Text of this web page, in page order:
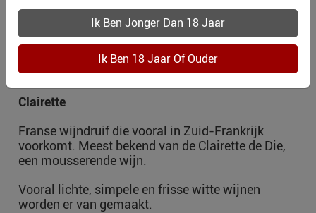
WIJN OUTLET
PERSOONLIJK-
WIJN-
KADOBON
DRUIVENRAS
CLAIRETTE
Clairette
Franse wijndruif die vooral in Zuid-Frankrijk
voorkomt. Meest bekend van de Clairette de Die,
een mousserende wijn.
Vooral lichte, simpele en frisse witte wijnen
worden er van gemaakt.